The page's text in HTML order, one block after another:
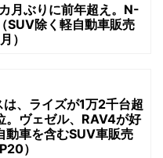
月ぶりに前年超え。N-
SUV除く軽自動車販売
）
、ライズが1万2千台超
。ヴェゼル、RAV4が好
車を含むSUV車販売
）